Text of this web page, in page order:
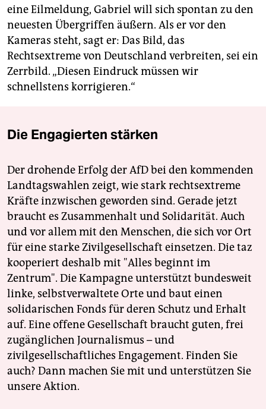
eine Eilmeldung, Gabriel will sich spontan zu den
neuesten Übergriffen äußern. Als er vor den
Kameras steht, sagt er: Das Bild, das
Rechtsextreme von Deutschland verbreiten, sei ein
Zerrbild. „Diesen Eindruck müssen wir
schnellstens korrigieren.“
Die Engagierten stärken
Der drohende Erfolg der AfD bei den kommenden
Landtagswahlen zeigt, wie stark rechtsextreme
Kräfte inzwischen geworden sind. Gerade jetzt
braucht es Zusammenhalt und Solidarität. Auch
und vor allem mit den Menschen, die sich vor Ort
für eine starke Zivilgesellschaft einsetzen. Die taz
kooperiert deshalb mit "Alles beginnt im
Zentrum". Die Kampagne unterstützt bundesweit
linke, selbstverwaltete Orte und baut einen
solidarischen Fonds für deren Schutz und Erhalt
auf. Eine offene Gesellschaft braucht guten, frei
zugänglichen Journalismus – und
zivilgesellschaftliches Engagement. Finden Sie
auch? Dann machen Sie mit und unterstützen Sie
unsere Aktion.